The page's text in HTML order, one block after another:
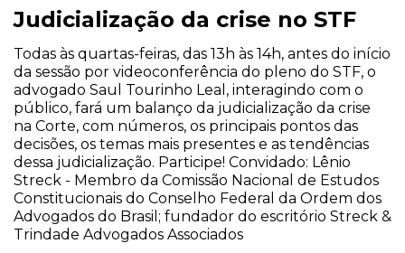
Judicialização da crise no STF
Todas às quartas-feiras, das 13h às 14h, antes do início
da sessão por videoconferência do pleno do STF, o
advogado Saul Tourinho Leal, interagindo com o
público, fará um balanço da judicialização da crise
na Corte, com números, os principais pontos das
decisões, os temas mais presentes e as tendências
dessa judicialização. Participe! Convidado: Lênio
Streck - Membro da Comissão Nacional de Estudos
Constitucionais do Conselho Federal da Ordem dos
Advogados do Brasil; fundador do escritório Streck &
Trindade Advogados Associados